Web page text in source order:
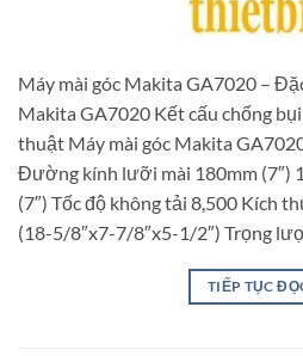
Máy mài góc Makita GA7020 –
Makita GA7020 Kết cấu chống
thuật Máy mài góc Makita
Đường kính lưỡi mài 180mm (7″)
(7″) Tốc độ không tải 8,500 Kích
(18-5/8″x7-7/8″x5-1/2″) Trọng
TIẾP TỤC